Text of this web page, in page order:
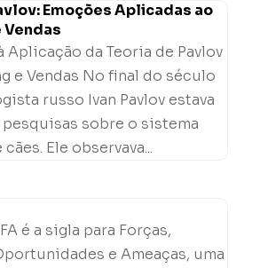
Emoções Aplicadas ao
Aplicação da Teoria de Pavlov
e Vendas No final do século
russo Ivan Pavlov estava
sobre o sistema
Ele observava...
é a sigla para Forças,
e Ameaças, uma